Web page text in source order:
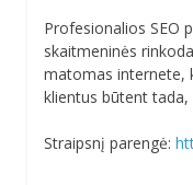
Profesionalios SEO
skaitmeninės
matomas internete,
klientus būtent
Straipsnį parengė: